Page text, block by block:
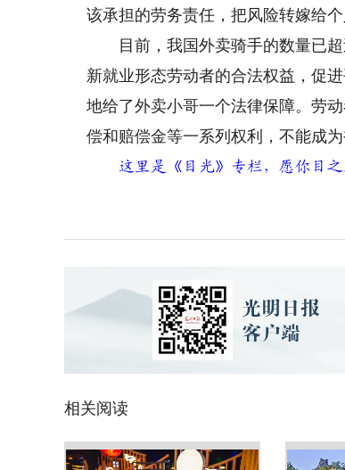
该承担的劳务责任，把风险转嫁给个
目前，我国外卖骑手的数量已超
新就业形态劳动者的合法权益，促
地给了外卖小哥一个法律保障。劳
偿和赔偿金等一系列权利，不能成
这里是《目光》专栏，愿你目之
相关阅读